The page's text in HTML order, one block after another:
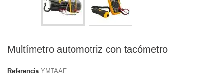
Multímetro automotriz con tacómetro
Referencia YMTAAF